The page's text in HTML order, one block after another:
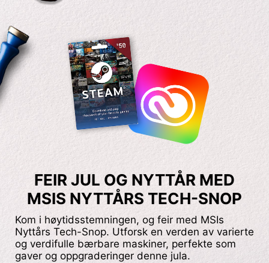
FEIR JUL OG NYTTÅR MED
MSIS NYTTÅRS TECH-SNOP
Kom i høytidsstemningen, og feir med MSIs
Nyttårs Tech-Snop. Utforsk en verden av varierte
og verdifulle bærbare maskiner, perfekte som
gaver og oppgraderinger denne jula.